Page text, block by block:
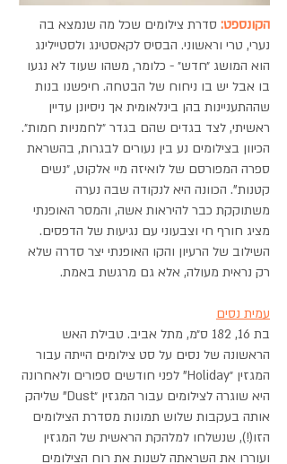
הקונספט: סדרת צילומים שכל מה שנמצא בה
נערי, טרי וראשוני. הבסיס לקאסטינג ולסטיילינג
הוא המושג ״חדש״ - כלומר, משהו שעוד לא נגעו
בו אבל יש בו ניחוח של הבטחה. חיפשנו בנות
שההתעניינות בהן בינלאומית אך ניסיונן עדיין
ראשיתי, לצד בגדים שהם בגדר ״לחמניות חמות״.
הכיוון בצילומים נע בין נעורים לבגרות, בהשראת
ספרה המפורסם של לואיזה מיי אלקוט, ״נשים
קטנות". הכוונה היא לנקודה שבה נערה
משתוקקת כבר להיראות אשה, והמסר האופנתי
מציג חורף חי וצבעוני עם נגיעות של הדפסים.
השילוב של הרעיון והקו האופנתי יצר סדרה שלא
רק נראית מעולה, אלא גם מרגשת באמת.
עמית נסים
בת 16, 182 ס״מ, מתל אביב. טבילת האש
הראשונה של נסים על סט צילומים הייתה עבור
המגזין ״Holiday" לפני חודשים ספורים ולאחרונה
היא שוגרה לצילומים עבור המגזין ״Dust" שליהק
אותה בעקבות שלוש תמונות מסדרת הצילומים
הזו(!), שנשלחו למלהקת הראשית של המגזין
ועוררו את השראתה לשנות את רוח הצילומים